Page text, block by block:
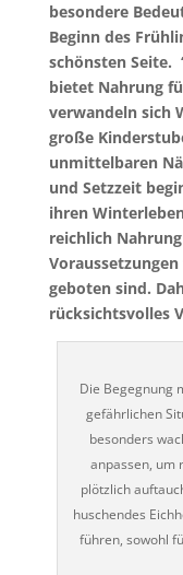
besondere
Beginn des
schönsten Seite.
bietet Nahrung
verwandeln sich
große
unmittelbaren
und Setzzeit
ihren
reichlich
geboten sind.
rücksichtsvolles
Die Begegnung
gefährlichen
besonders
anpassen, um
plötzlich
huschendes
führen, sowohl